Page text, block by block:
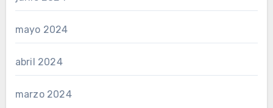
mayo 2024
abril 2024
marzo 2024